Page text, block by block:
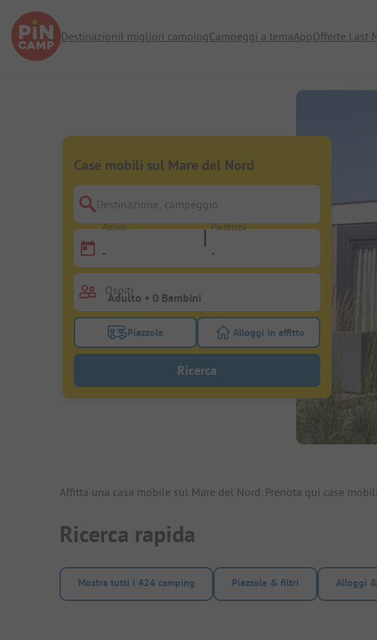
DestinazioniI migliori campingCampeggi a temaAppOfferte Last
Case mobili sul Mare del Nord
Destinazione, campeggio
Arrivo
-
Partenza
-
Ospiti
Attivare il filtro piazzole per cercare piazzole
Piazzole Attivare il filtro alloggi-in-
Alloggi in affitto
Ricerca
Affitta una casa mobile sul Mare del Nord. Prenota qui case
Ricerca rapida
Mostra tutti i 424 camping Piazzole & filtri Alloggi